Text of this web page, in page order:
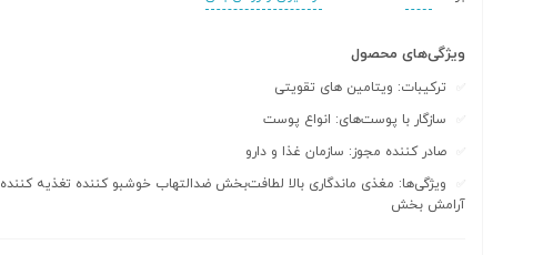
ویژگی‌های محصول
ترکیبات: ویتامین های تقویتی
سازگار با پوست‌های: انواع پوست
صادر کننده مجوز: سازمان غذا و دارو
ویژگی‌ها: مغذی ماندگاری بالا لطافت‌بخش ضدالتهاب خوشبو کننده تغذیه کننده
آرامش بخش